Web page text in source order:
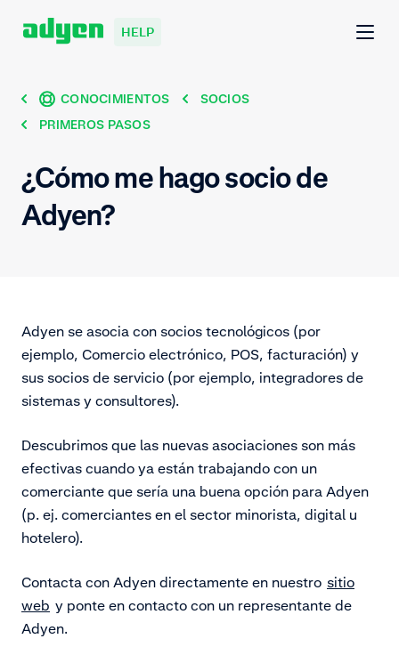
HELP
CONOCIMIENTOS
SOCIOS
PRIMEROS PASOS
¿Cómo me hago socio de
Adyen?
Adyen se asocia con socios tecnológicos (por
ejemplo, Comercio electrónico, POS, facturación) y
sus socios de servicio (por ejemplo, integradores de
sistemas y consultores).
Descubrimos que las nuevas asociaciones son más
efectivas cuando ya están trabajando con un
comerciante que sería una buena opción para Adyen
(p. ej. comerciantes en el sector minorista, digital u
hotelero).
Contacta con Adyen directamente en nuestro sitio
web y ponte en contacto con un representante de
Adyen.